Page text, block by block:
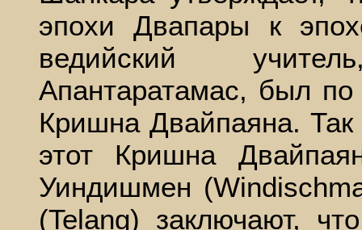
эпохи Двапары к
ведийский
Апантаратамас, был
Кришна Двайпаяна. Так
этот Кришна
Уиндишмен
(Telang) заключают,